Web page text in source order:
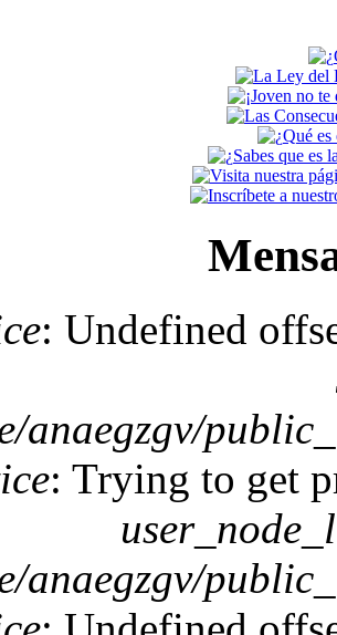
: Undefined
anaegzgv/
: Trying to get
anaegzgv/